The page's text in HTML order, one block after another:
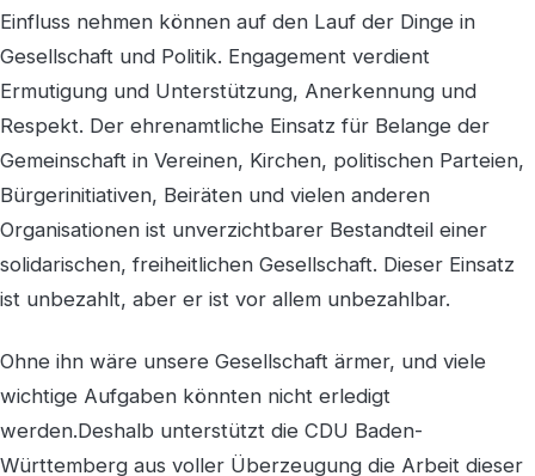
Einfluss nehmen können auf den Lauf der Dinge in
Gesellschaft und Politik. Engagement verdient
Ermutigung und Unterstützung, Anerkennung und
Respekt. Der ehrenamtliche Einsatz für Belange der
Gemeinschaft in Vereinen, Kirchen, politischen Parteien,
Bürgerinitiativen, Beiräten und vielen anderen
Organisationen ist unverzichtbarer Bestandteil einer
solidarischen, freiheitlichen Gesellschaft. Dieser Einsatz
ist unbezahlt, aber er ist vor allem unbezahlbar.
Ohne ihn wäre unsere Gesellschaft ärmer, und viele
wichtige Aufgaben könnten nicht erledigt
werden.Deshalb unterstützt die CDU Baden-
Württemberg aus voller Überzeugung die Arbeit dieser